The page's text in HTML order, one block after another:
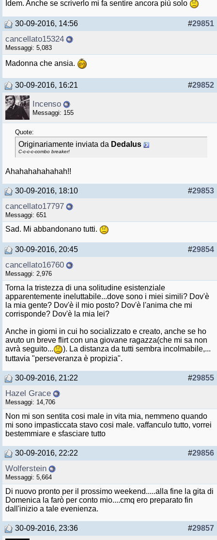
Idem. Anche se scriverlo mi fa sentire ancora più solo
#29851
30-09-2016, 14:56
cancellato15324
Messaggi: 5,083
Madonna che ansia.
#29852
30-09-2016, 16:21
Incenso
Messaggi: 155
Quote:
Originariamente inviata da Dedalus
C-c-c-c-combo breaker!
Ahahahahahahah!!
#29853
30-09-2016, 18:10
cancellato17797
Messaggi: 651
Sad. Mi abbandonano tutti.
#29854
30-09-2016, 20:45
cancellato16760
Messaggi: 2,976
Torna la tristezza di una solitudine esistenziale
apparentemente ineluttabile...dove sono i miei simili? Dov'è
la mia gente? Dov'è il mio posto? Dov'è l'anima che mi
corrisponde? Dov'è la mia lei?
Anche in giorni in cui ho socializzato e creato, anche se ho
avuto un breve flirt con una giovane ragazza(che mi sa non
avrà seguito...
). La distanza da tutti sembra incolmabile,...
tuttavia "perseveranza è propizia".
#29855
30-09-2016, 21:22
Hazel Grace
Messaggi: 14,706
Non mi son sentita cosi male in vita mia, nemmeno quando
mi sono impasticcata stavo cosi male. vaffanculo tutto, vorrei
bestemmiare e sfasciare tutto
#29856
30-09-2016, 22:22
Wolferstein
Messaggi: 5,664
Di nuovo pronto per il prossimo weekend.....alla fine la gita di
Domenica la farò per conto mio....cmq ero preparato fin
dall'inizio a tale evenienza.
#29857
30-09-2016, 23:36